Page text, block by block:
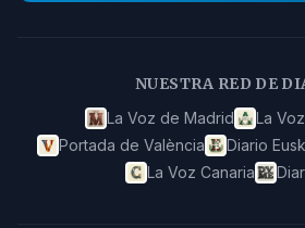
NUESTRA RED DE
La Voz de Madrid
La
Portada de València
Diario
La Voz Canaria